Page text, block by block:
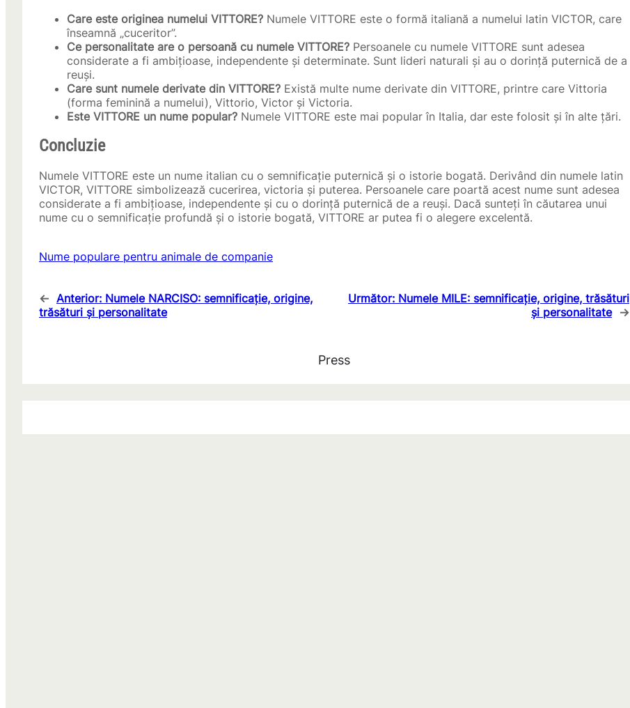
Care este originea numelui VITTORE? Numele VITTORE este o formă italiană a numelui latin VICTOR, care
înseamnă „cuceritor”.
Ce personalitate are o persoană cu numele VITTORE? Persoanele cu numele VITTORE sunt adesea
considerate a fi ambițioase, independente și determinate. Sunt lideri naturali și au o dorință puternică de a
reuși.
Care sunt numele derivate din VITTORE? Există multe nume derivate din VITTORE, printre care Vittoria
(forma feminină a numelui), Vittorio, Victor și Victoria.
Este VITTORE un nume popular? Numele VITTORE este mai popular în Italia, dar este folosit și în alte țări.
Concluzie
Numele VITTORE este un nume italian cu o semnificație puternică și o istorie bogată. Derivând din numele latin
VICTOR, VITTORE simbolizează cucerirea, victoria și puterea. Persoanele care poartă acest nume sunt adesea
considerate a fi ambițioase, independente și cu o dorință puternică de a reuși. Dacă sunteți în căutarea unui
nume cu o semnificație profundă și o istorie bogată, VITTORE ar putea fi o alegere excelentă.
Nume populare pentru animale de companie
← Anterior: Numele NARCISO: semnificație, origine,
trăsături și personalitate
Următor: Numele MILE: semnificație, origine, trăsături
și personalitate →
Press